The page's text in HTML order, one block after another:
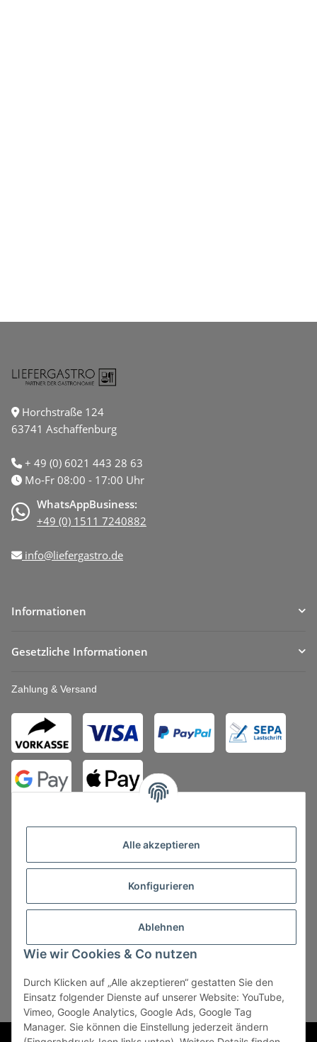
Alle akzeptieren
Konfigurieren
Ablehnen
Wie wir Cookies & Co nutzen
Durch Klicken auf „Alle akzeptieren“ gestatten Sie den
Einsatz folgender Dienste auf unserer Website: YouTube,
Vimeo, Google Analytics, Google Ads, Google Tag
Manager. Sie können die Einstellung jederzeit ändern
Horchstraße 124
63741 Aschaffenburg
+ 49 (0) 6021 443 28 63
Mo-Fr 08:00 - 17:00 Uhr
WhatsAppBusiness:
+49 (0) 1511 7240882
info@liefergastro.de
Informationen
Gesetzliche Informationen
Zahlung & Versand
Vertrag widerrufen
* Alle Preise zzgl. gesetzlicher USt., zzgl.Versand, zzgl.
Mindermengenzuschlag